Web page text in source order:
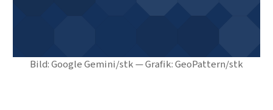
Bild: Google Gemini/stk — Grafik: GeoPattern/stk